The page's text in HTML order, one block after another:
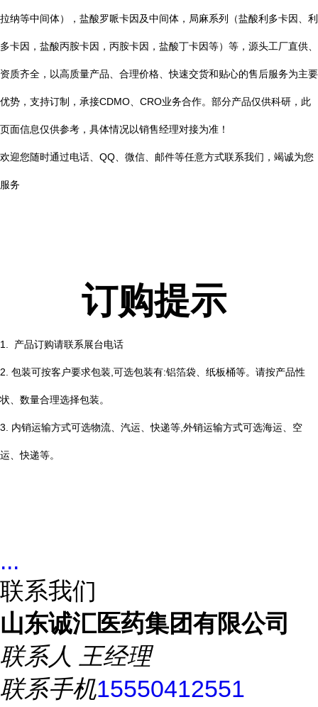
拉纳等中间体），盐酸罗哌卡因及中间体，局麻系列（盐酸利多卡因、利
多卡因，盐酸丙胺卡因，丙胺卡因，盐酸丁卡因等）等，源头工厂直供、
资质齐全，以高质量产品、合理价格、快速交货和贴心的售后服务为主要
优势，支持订制，承接CDMO、CRO业务合作。部分产品仅供科研，此
页面信息仅供参考，具体情况以销售经理对接为准！
欢迎您随时通过电话、QQ、微信、邮件等任意方式联系我们，竭诚为您
服务
订购提示
1. 产品订购请联系展台电话
2. 包装可按客户要求包装,可选包装有:铝箔袋、纸板桶等。请按产品性
状、数量合理选择包装。
3. 内销运输方式可选物流、汽运、快递等,外销运输方式可选海运、空
运、快递等。
...
联系我们
山东诚汇医药集团有限公司
联系人 王经理
联系手机15550412551